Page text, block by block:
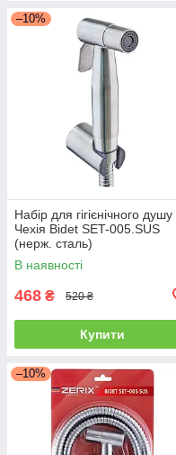
–10%
Набір для гігієнічного душу
Чехія Bidet SET-005.SUS
(нерж. сталь)
В наявності
468 ₴ 520 ₴
Купити
–10%